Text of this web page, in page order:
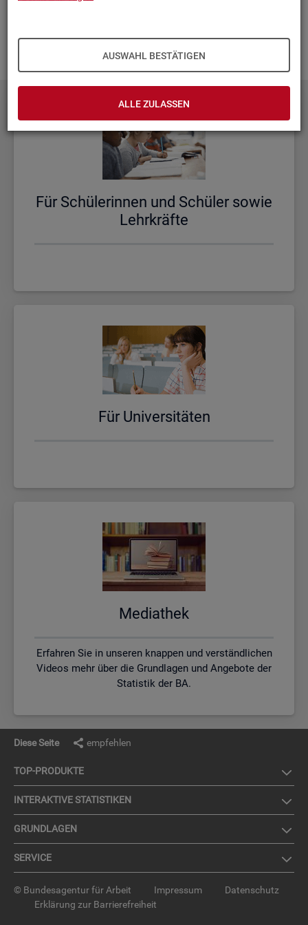
AUSWAHL BESTÄTIGEN
ALLE ZULASSEN
das gern in un­se­re Pla­nun­gen auf.
Für Schü­le­rin­nen und Schü­ler sowie
Lehr­kräf­te
Für Uni­ver­si­tä­ten
Me­dia­thek
Erfahren Sie in unseren knappen und verständlichen
Videos mehr über die Grundlagen und Angebote der
Statistik der BA.
Diese Seite empfehlen
TOP-PRO­DUK­TE
IN­TER­AK­TI­VE STA­TIS­TI­KEN
GRUND­LA­GEN
SER­VICE
© Bundesagentur für Arbeit Impressum
Datenschutz
Erklärung zur Barrierefreiheit